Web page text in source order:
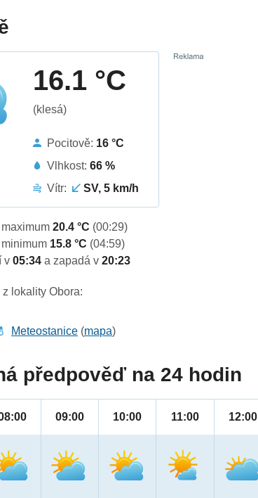
16.1 °C
(klesá)
Pocitově: 16 °C
Vlhkost:66 %
Vítr:
SV, 5 km/h
maximum20.4 °C (00:29)
15.8 °C (04:59)
v05:34a zapadá v20:23
lokality Obora:
Meteostanice (mapa)
předpověď na 24 hodin
09:00 10:00 11:00 12:00